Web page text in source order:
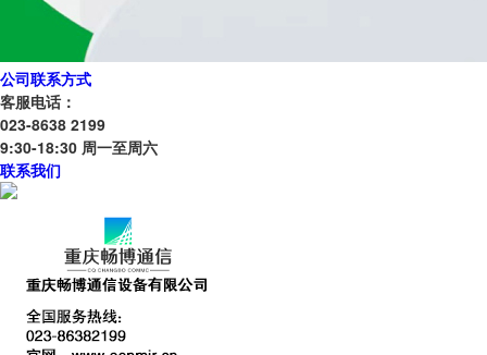
公司联系方式
客服电话：
023-8638 2199
9:30-18:30 周一至周六
联系我们